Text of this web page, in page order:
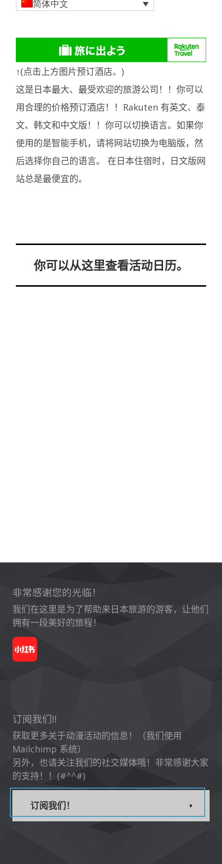
简体中文
↑(点击上方图片预订酒店。)
这是日本最大、最受欢迎的旅游公司！！你可以
用合理的价格预订酒店！！Rakuten 有英文、泰
文、韩文和中文版！！你可以切换语言。如果你
使用的是智能手机，请将网站切换为电脑版，然
后选择你自己的语言。在日本住宿时，日文版网
站总是最便宜的。
你可以从这里查看活动日历。
非常感谢您的光临！
我们在这里是为了帮助来日本旅游的游客，让他们
拥有一段美好的旅程！
订阅我们!!
获取更多关于动漫活动的信息！（我们使用
Mailchimp 系统）
另外，也请关注我们的社交媒体哦！非常感谢大家
的支持！！(#^^#)
订阅我们！